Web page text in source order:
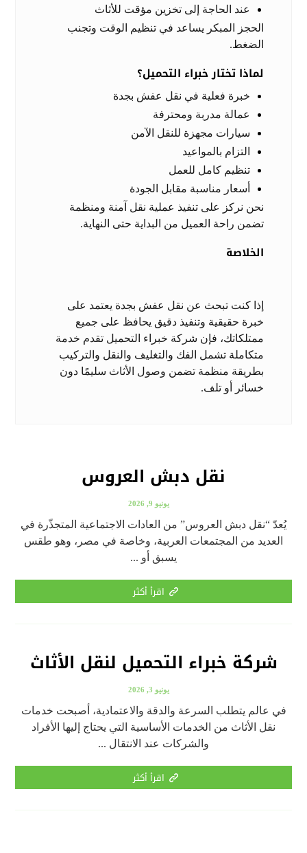
عند الحاجة إلى تخزين مؤقت للأثاث
الحجز المبكر يساعد في تنظيم الوقت وتجنب
الضغط.
لماذا تختار خبراء التحميل؟
خبرة فعلية في نقل عفش بجدة
عمالة مدربة ومحترفة
سيارات مجهزة للنقل الآمن
التزام بالمواعيد
تنظيم كامل للعمل
أسعار مناسبة مقابل الجودة
نحن نركز على تنفيذ عملية نقل آمنة ومنظمة
تضمن راحة العميل من البداية حتى النهاية.
الخلاصة
إذا كنت تبحث عن نقل عفش بجدة يعتمد على
خبرة حقيقية وتنفيذ دقيق يحافظ على جميع
ممتلكاتك، فإن شركة خبراء التحميل تقدم خدمة
متكاملة تشمل الفك والتغليف والنقل والتركيب
بطريقة منظمة تضمن وصول الأثاث سليمًا دون
خسائر أو تلف.
نقل دبش العروس
يونيو 9, 2026
يُعدّ “نقل دبش العروس” من العادات الاجتماعية المتجذّرة في
العديد من المجتمعات العربية، وخاصة في مصر، وهو طقس
يسبق أو ...
اقرأ أكثر
شركة خبراء التحميل لنقل الأثاث
يونيو 3, 2026
في عالم يتطلب السرعة والدقة والاعتمادية، أصبحت خدمات
نقل الأثاث من الخدمات الأساسية التي يحتاج إليها الأفراد
والشركات عند الانتقال ...
اقرأ أكثر